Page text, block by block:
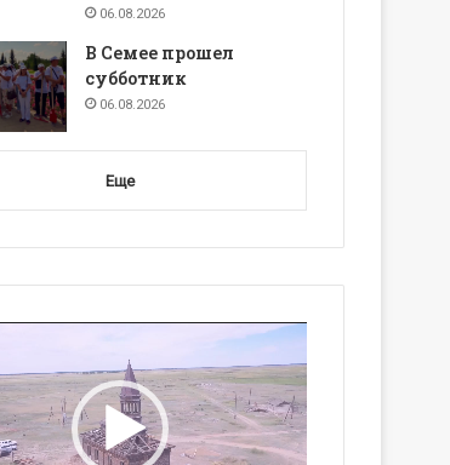
06.08.2026
В Семее прошел
субботник
06.08.2026
Еще